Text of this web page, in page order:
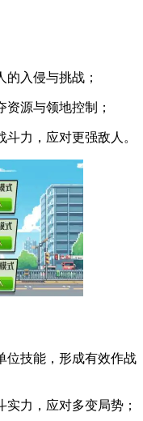
入侵与挑战；
源与领地控制；
力，应对更强敌人。
位技能，形成有效作战
力，应对多变局势；